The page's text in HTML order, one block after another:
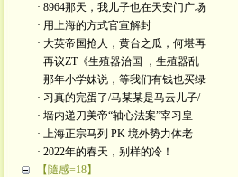
· 8964那天，我儿子也在天安门广场
· 用上海的方式官宣解封
· 大英帝国抢人，黄台之瓜，何堪再
· 再议ZT《生殖器治国 ，生殖器乱
· 那年小学妹说，等我们有钱也买绿
· 习真的完蛋了/马某某是马云儿子/
· 墙内递刀美帝“轴心法案”宰习皇
· 上海正宗马列 PK 境外势力体老
· 2022年的春天，别样的冷！
【隨感=18】